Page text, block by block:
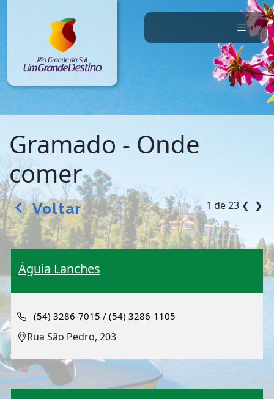
Gramado - Onde
comer
arrow_back_ios Voltar 1 de 23 ❮ ❯
Águia Lanches
(54) 3286-7015 / (54) 3286-1105
Rua São Pedro, 203